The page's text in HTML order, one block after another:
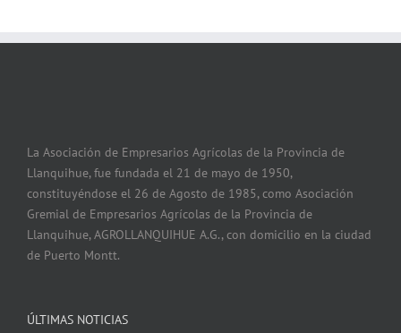
La Asociación de Empresarios Agrícolas de la Provincia de
Llanquihue, fue fundada el 21 de mayo de 1950,
constituyéndose el 26 de Agosto de 1985, como Asociación
Gremial de Empresarios Agrícolas de la Provincia de
Llanquihue, AGROLLANQUIHUE A.G., con domicilio en la ciudad
de Puerto Montt.
ÚLTIMAS NOTICIAS